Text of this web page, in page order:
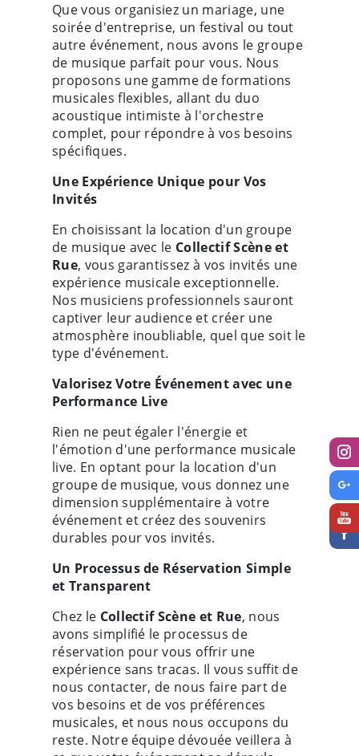
Que vous organisiez un mariage, une
soirée d'entreprise, un festival ou tout
autre événement, nous avons le groupe
de musique parfait pour vous. Nous
proposons une gamme de formations
musicales flexibles, allant du duo
acoustique intimiste à l'orchestre
complet, pour répondre à vos besoins
spécifiques.
Une Expérience Unique pour Vos
Invités
En choisissant la location d'un groupe
de musique avec le Collectif Scène et
Rue, vous garantissez à vos invités une
expérience musicale exceptionnelle.
Nos musiciens professionnels sauront
captiver leur audience et créer une
atmosphère inoubliable, quel que soit le
type d'événement.
Valorisez Votre Événement avec une
Performance Live
Rien ne peut égaler l'énergie et
l'émotion d'une performance musicale
live. En optant pour la location d'un
groupe de musique, vous donnez une
dimension supplémentaire à votre
événement et créez des souvenirs
durables pour vos invités.
Un Processus de Réservation Simple
et Transparent
Chez le Collectif Scène et Rue, nous
avons simplifié le processus de
réservation pour vous offrir une
expérience sans tracas. Il vous suffit de
nous contacter, de nous faire part de
vos besoins et de vos préférences
musicales, et nous nous occupons du
reste. Notre équipe dévouée veillera à